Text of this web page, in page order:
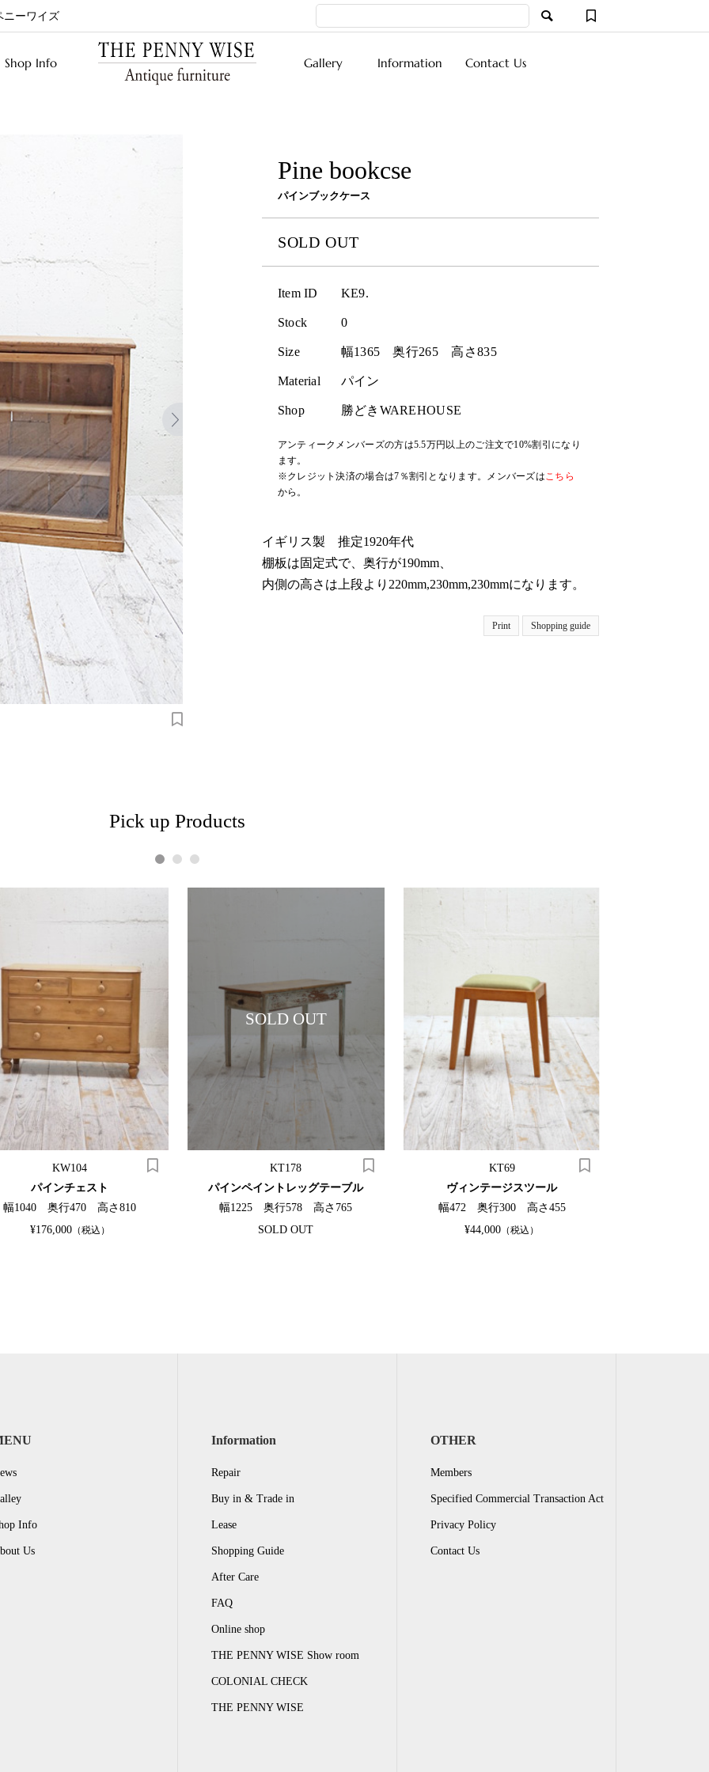
ニーワイズ
Shop Info Gallery Information Contact Us
Pine bookcse
パインブックケース
SOLD OUT
Item ID KE9.
Stock 0
Size 幅1365 奥行265 高さ835
Material パイン
Shop 勝どきWAREHOUSE
アンティークメンバーズの方は5.5万円以上のご注文で10%割引になり
ます。
※クレジット決済の場合は7％割引となります。メンバーズはこちら
から。
イギリス製 推定1920年代
棚板は固定式で、奥行が190mm、
内側の高さは上段より220mm,230mm,230mmになります。
Print Shopping guide
Pick up Products
KW104
パインチェスト
幅1040 奥行470 高さ810
¥176,000（税込）
SOLD OUT
KT178
パインペイントレッグテーブル
幅1225 奥行578 高さ765
SOLD OUT
KT69
ヴィンテージスツール
幅472 奥行300 高さ455
¥44,000 （税込）
1 2 3
Info
Us
Information
Repair
Buy in & Trade in
Lease
Shopping Guide
After Care
FAQ
Online shop
THE PENNY WISE Show room
COLONIAL CHECK
THE PENNY WISE
OTHER
Members
Specified Commercial Transaction Act
Privacy Policy
Contact Us